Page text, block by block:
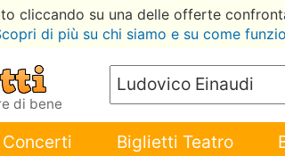
cliccando su una delle offerte
di più su chi siamo e su come
di bene
Biglietti Teatro